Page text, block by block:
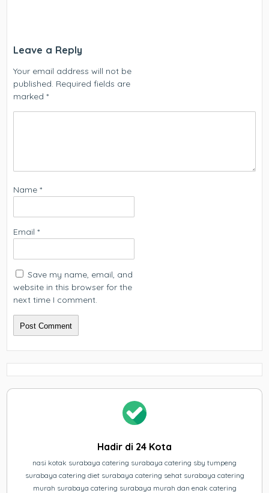
Leave a Reply
Your email address will not be
published. Required fields are
marked*
Name*
Email*
Save my name, email, and
website in this browser for the
next time I comment.
Hadir di 24 Kota
nasi kotak surabaya catering surabaya catering sby tumpeng
surabaya catering diet surabaya catering sehat surabaya catering
murah surabaya catering surabaya murah dan enak catering